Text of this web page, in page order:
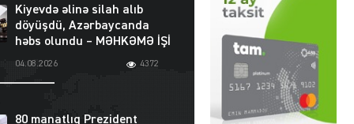
Kiyevdə əlinə silah alıb
döyüşdü, Azərbaycanda
həbs olundu – MƏHKƏMƏ İŞİ
04.08.2026 4372
80 manatlıq Prezident